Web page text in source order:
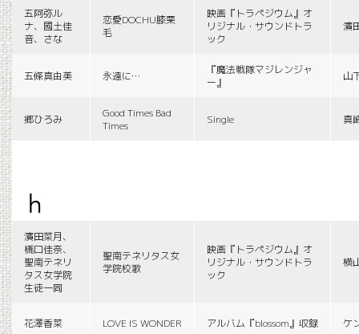
五阿弥ル
ナ、國土佳
音、さな
恋愛DOCHU膝栗
毛
映画『トラペジウム』オ
リジナル・サウンドトラ
ック
濱
五條真由美 永遠に…
『魔法戦隊マジレンジャ
ー』
山
郷ひろみ
Good Times Bad
Times
Single 真
h
濱田菜月、
橋口佳奈、
聖南テネリ
タス女学院
生徒一同
聖南テネリタス女
学院校歌
映画『トラペジウム』オ
リジナル・サウンドトラ
ック
横
花澤香菜 LOVE IS WONDER アルバム『blossom』収録 ケ